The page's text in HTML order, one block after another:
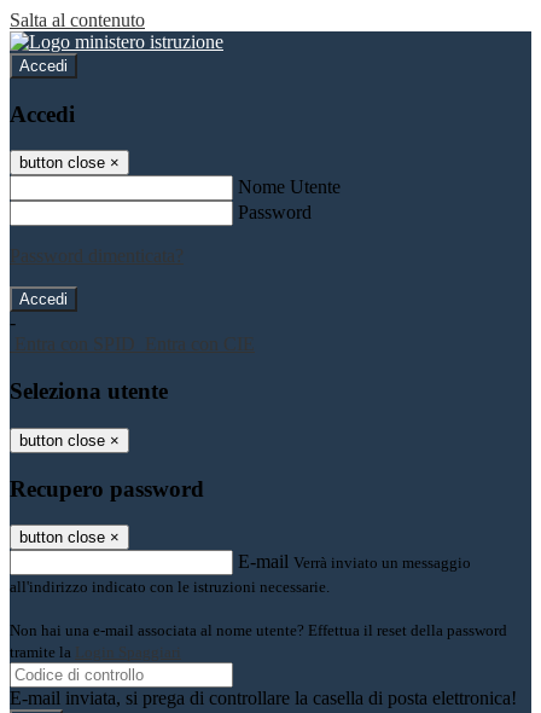
Salta al contenuto
Accedi
Accedi
button close ×
Nome Utente
Password
Password dimenticata?
-
Entra con SPID
Entra con CIE
Seleziona utente
button close ×
Recupero password
button close ×
E-mail Verrà inviato un messaggio
all'indirizzo indicato con le istruzioni necessarie.
Non hai una e-mail associata al nome utente? Effettua il reset della password
tramite la Login Spaggiari
E-mail inviata, si prega di controllare la casella di posta elettronica!